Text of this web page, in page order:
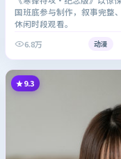
国班底参与制作，叙事完整
休闲时段观看。
6.8万
动漫
9.3